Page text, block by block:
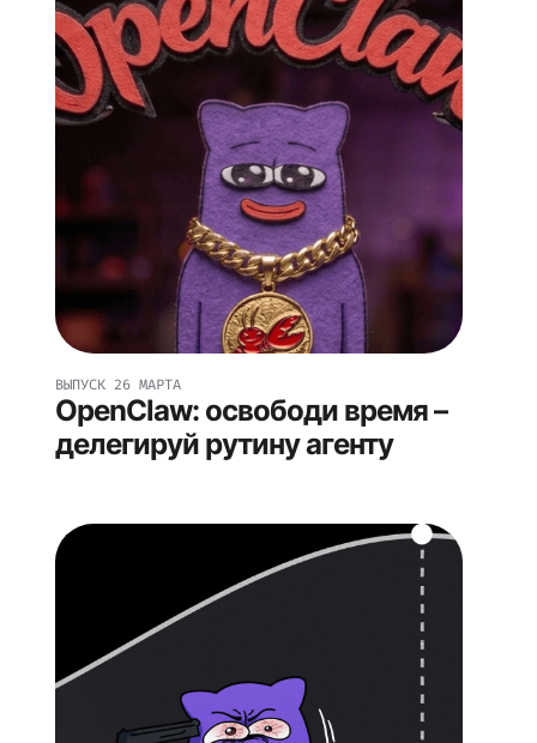
ВЫПУСК 26 МАРТА
OpenClaw: освободи время –
делегируй рутину агенту